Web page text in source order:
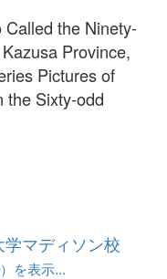
Called the Ninety-
Province,
Pictures of
the Sixty-odd
マディソン校
を表示...